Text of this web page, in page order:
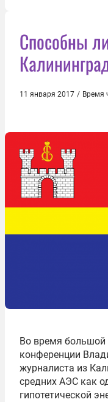
Способны
11 января 2017 / Время
Во время большой
конференции
журналиста из
средних АЭС как
гипотетической